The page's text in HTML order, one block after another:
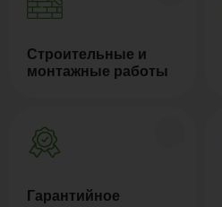
Строительные и
монтажные работы
Гарантийное